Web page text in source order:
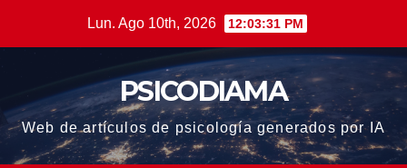
Lun. Ago 10th, 2026 12:03:32 PM
PSICODIAMA
Web de artículos de psicología generados por IA